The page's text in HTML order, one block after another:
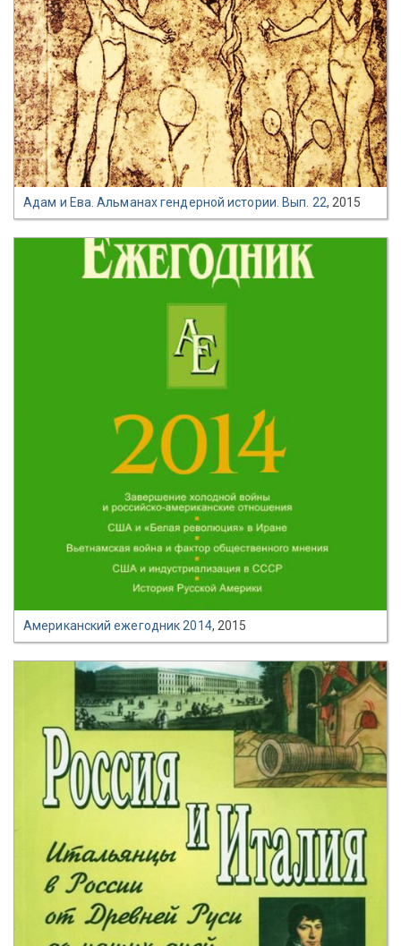
Адам и Ева. Альманах гендерной истории. Вып. 22, 2015
Американский ежегодник 2014, 2015